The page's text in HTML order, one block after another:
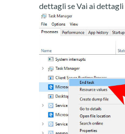
dettagli se Vai ai